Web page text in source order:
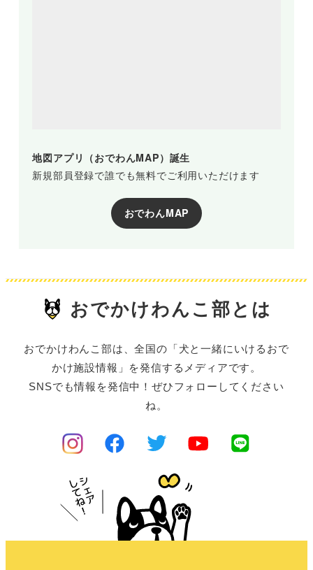
地図アプリ（おでわんMAP）誕生
新規部員登録で誰でも無料でご利用いただけます
おでわんMAP
おでかけわんこ部とは
おでかけわんこ部は、全国の「犬と一緒にいけるおで
かけ施設情報」を発信するメディアです。
SNSでも情報を発信中！ぜひフォローしてください
ね。